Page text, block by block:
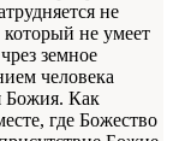
не
который не умеет
земное
человека
Божия. Как
где Божество